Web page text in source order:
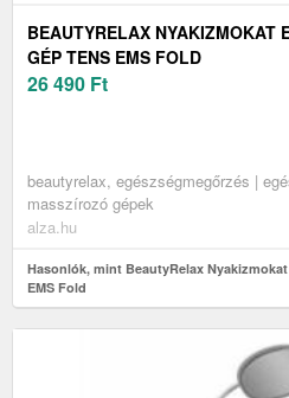
BEAUTYRELAX NYAKIZMOKAT
GÉP TENS EMS FOLD
26 490 Ft
beautyrelax, egészségmegőrzés |
masszírozó gépek
alza.hu
Hasonlók, mint BeautyRelax
EMS Fold